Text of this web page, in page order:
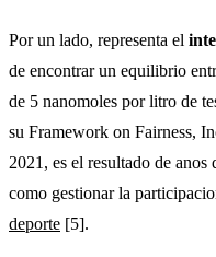
Por un lado, representa el
de encontrar un equilibrio
de 5 nanomoles por litro de
su Framework on Fairness,
2021, es el resultado de
como gestionar la
deporte [5].